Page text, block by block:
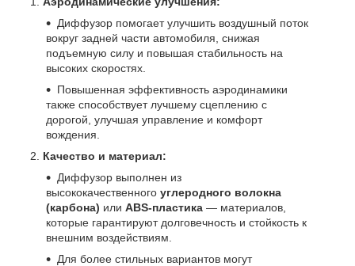
Диффузор помогает улучшить воздушный поток
вокруг задней части автомобиля, снижая
подъемную силу и повышая стабильность на
высоких скоростях.
Повышенная эффективность аэродинамики
также способствует лучшему сцеплению с
дорогой, улучшая управление и комфорт
вождения.
Качество и материал:
Диффузор выполнен из
высококачественного углеродного волокна
(карбона) или ABS-пластика — материалов,
которые гарантируют долговечность и стойкость к
внешним воздействиям.
Для более стильных вариантов могут